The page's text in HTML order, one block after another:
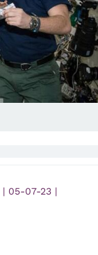
| 05-07-23 |